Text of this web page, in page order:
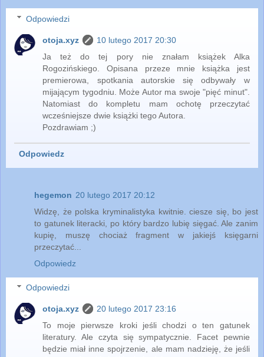
Odpowiedzi
otoja.xyz
10 lutego 2017 20:30
Ja też do tej pory nie znałam książek Alka
Rogozińskiego. Opisana przeze mnie książka jest
premierowa, spotkania autorskie się odbywały w
mijającym tygodniu. Może Autor ma swoje "pięć minut".
Natomiast do kompletu mam ochotę przeczytać
wcześniejsze dwie książki tego Autora.
Pozdrawiam ;)
Odpowiedz
hegemon 20 lutego 2017 20:12
Widzę, że polska kryminalistyka kwitnie. ciesze się, bo jest
to gatunek literacki, po który bardzo lubię sięgać. Ale zanim
kupię, muszę chociaż fragment w jakiejś księgarni
przeczytać...
Odpowiedz
Odpowiedzi
otoja.xyz
20 lutego 2017 23:16
To moje pierwsze kroki jeśli chodzi o ten gatunek
literatury. Ale czyta się sympatycznie. Facet pewnie
będzie miał inne spojrzenie, ale mam nadzieję, że jeśli